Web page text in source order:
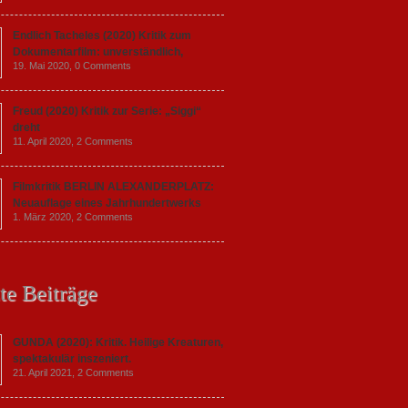
Endlich Tacheles (2020) Kritik zum
Dokumentarfilm: unverständlich,
19. Mai 2020, 0 Comments
Freud (2020) Kritik zur Serie: „Siggi“
dreht
11. April 2020, 2 Comments
Filmkritik BERLIN ALEXANDERPLATZ:
Neuauflage eines Jahrhundertwerks
1. März 2020, 2 Comments
Beiträge
GUNDA (2020): Kritik. Heilige Kreaturen,
spektakulär inszeniert.
21. April 2021, 2 Comments